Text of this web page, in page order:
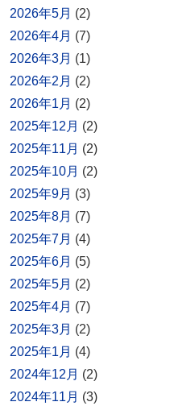
2026年5月 (2)
2026年4月 (7)
2026年3月 (1)
2026年2月 (2)
2026年1月 (2)
2025年12月 (2)
2025年11月 (2)
2025年10月 (2)
2025年9月 (3)
2025年8月 (7)
2025年7月 (4)
2025年6月 (5)
2025年5月 (2)
2025年4月 (7)
2025年3月 (2)
2025年1月 (4)
2024年12月 (2)
2024年11月 (3)